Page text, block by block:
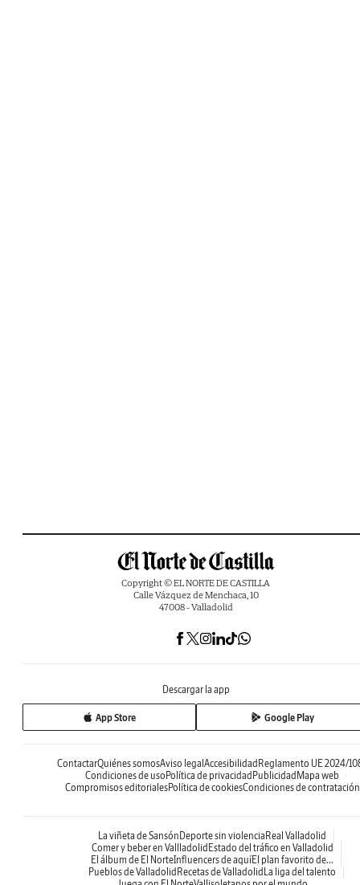
Copyright © EL NORTE DE CASTILLA
Calle Vázquez de Menchaca, 10
47008 - Valladolid
Descargar la app
App Store Google Play
ContactarQuiénes somosAviso legal Accesibilidad Reglamento UE 2024/
Condiciones de uso Política de privacidad Publicidad Mapa web
Compromisos editorialesPolítica de cookiesCondiciones de contratación
La viñeta de Sansón Deporte sin violencia Real Valladolid
Comer y beber en Vallladolid Estado del tráfico en Valladolid
El álbum de El NorteInfluencers de aquíEl plan favorito de...
Pueblos de Valladolid Recetas de Valladolid La liga del talento